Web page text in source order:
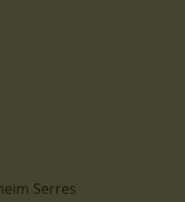
Serres